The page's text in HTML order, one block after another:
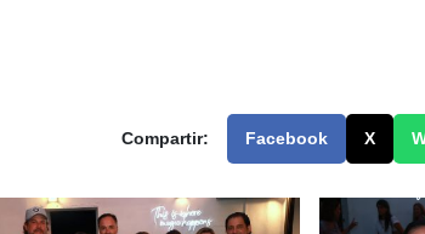
Compartir: Facebook X